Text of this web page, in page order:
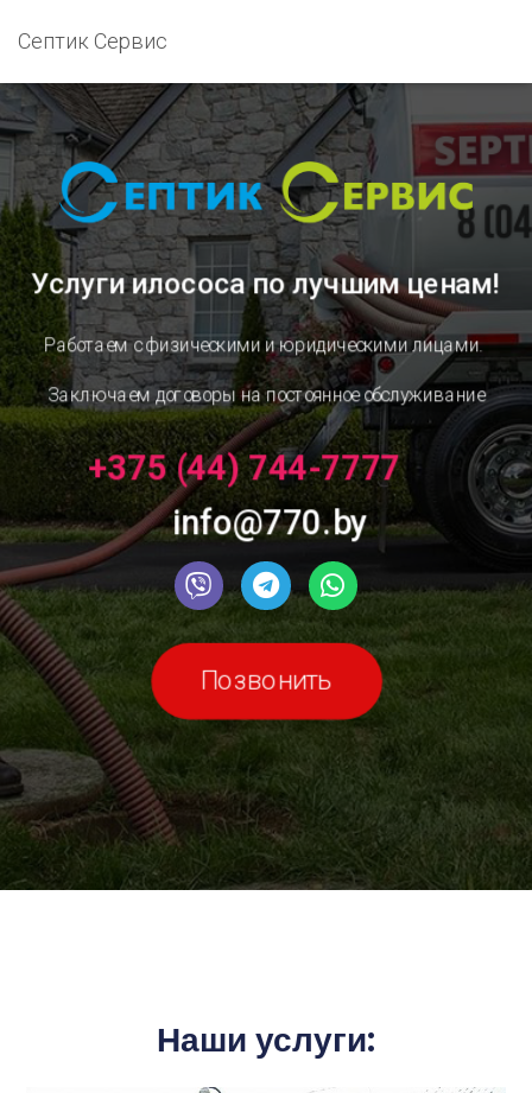
Септик Сервис
Услуги илососапо лучшим ценам!
Работаем с физическими и юридическими лицами.
Заключаем договоры на постоянное обслуживание
+375 (44) 744-7777
info@770.by
Позвонить
Наши услуги: